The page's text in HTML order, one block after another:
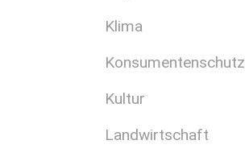
Klima
Konsumentenschutz
Kultur
Landwirtschaft